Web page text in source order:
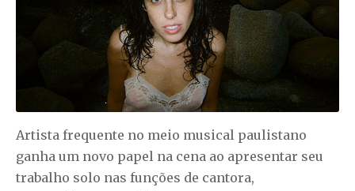
Artista frequente no meio musical paulistano
ganha um novo papel na cena ao apresentar seu
trabalho solo nas funções de cantora,